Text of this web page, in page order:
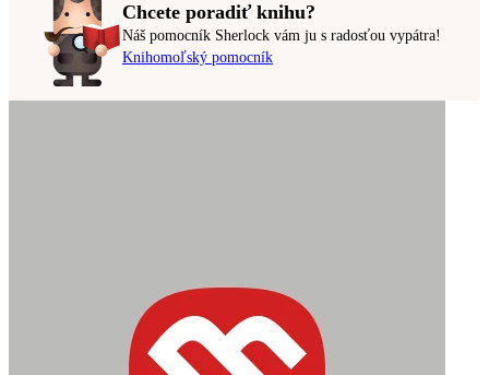
Chcete poradiť knihu?
Náš pomocník Sherlock vám ju s radosťou vypátra!
Knihomoľský pomocník